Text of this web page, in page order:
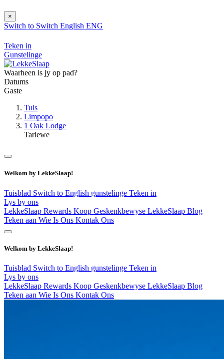
×
Switch to Switch English ENG
Teken in
Gunstelinge
Waarheen is jy op pad?
Datums
Gaste
Tuis
Limpopo
1 Oak Lodge
Tariewe
Welkom by LekkeSlaap!
Tuisblad Switch to English gunstelinge Teken in
Lys by ons
LekkeSlaap Rewards Koop Geskenkbewyse LekkeSlaap Blog
Teken aan Wie Is Ons Kontak Ons
Welkom by LekkeSlaap!
Tuisblad Switch to English gunstelinge Teken in
Lys by ons
LekkeSlaap Rewards Koop Geskenkbewyse LekkeSlaap Blog
Teken aan Wie Is Ons Kontak Ons